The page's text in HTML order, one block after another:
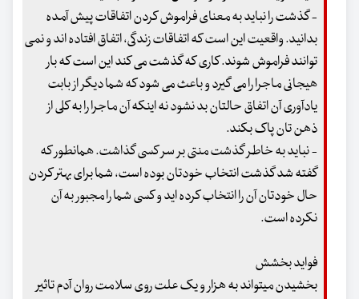
- گذشت را نباید به معنای فراموش کردن اتفاقات پیش آمده
بدانید. واقعیت این است که اتفاقات زندگی، اتفاق افتاده اند و نمی
توانند فراموش شوند. کاری که گذشت می کند این است که بار
هیجانی ماجرا را می گیرد و باعث می شود که شما دیگر از بابت
یادآوری آن اتفاق حالتان بد نشود نه اینکه آن ماجرا را به کلی از
ذهن تان پاک بکند.
- نباید به خاطر گذشت منتی بر سر کسی گذاشت. همانطور که
گفته شد گذشت انتخاب خودتان بوده است، شما برای بهتر کردن
حال خودتان آن را انتخاب کرده اید و کسی شما را مجبور به آن
نکرده است.
فواید بخشش
بخشیدن می‏تواند به هزار و یک علت روی سلامت روان آدم تاثیر